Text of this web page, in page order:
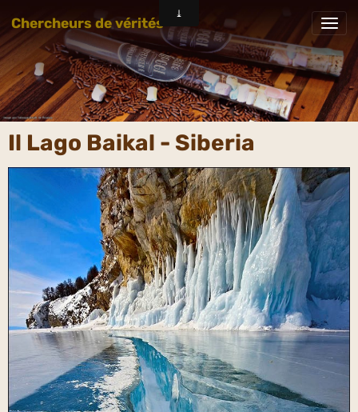
Chercheurs de vérités
Il Lago Baikal - Siberia